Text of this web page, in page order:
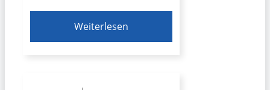
Weiterlesen